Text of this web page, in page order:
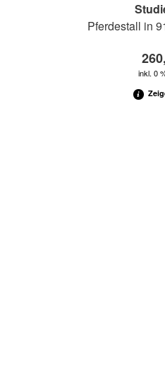
Pferdestall in
inkl. 0